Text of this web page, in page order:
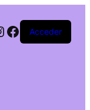
Acceder